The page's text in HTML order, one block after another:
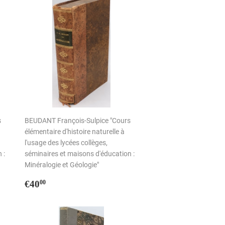
:
BEUDANT François-Sulpice "Cours
élémentaire d'histoire naturelle à
l'usage des lycées collèges,
séminaires et maisons d'éducation :
Minéralogie et Géologie"
Prix
€4000€40,00